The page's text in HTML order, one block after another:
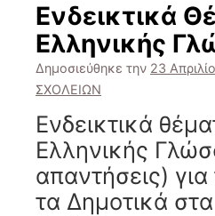
(Δημοτικό
-
>
Γυμνάσιο)
Ενδεικτικά
Ελληνικής
Δημοσιεύθηκε την 23
ΣΧΟΛΕΙΩΝ
Ενδεικτικά
Ελληνικής
απαντήσεις)
τα Δημοτικά